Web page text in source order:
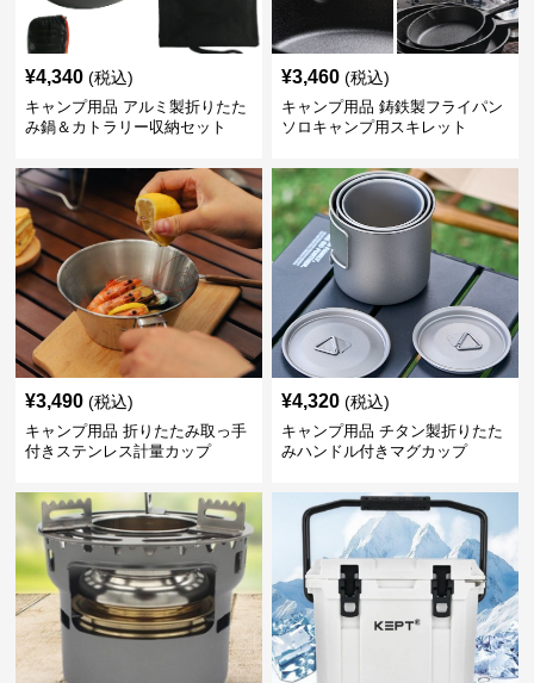
¥4,340 (税込)
キャンプ用品 アルミ製折りたた
み鍋＆カトラリー収納セット
¥3,460 (税込)
キャンプ用品 鋳鉄製フライパン
ソロキャンプ用スキレット
¥3,490 (税込)
キャンプ用品 折りたたみ取っ手
付きステンレス計量カップ
¥4,320 (税込)
キャンプ用品 チタン製折りたた
みハンドル付きマグカップ